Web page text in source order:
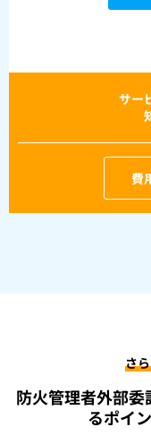
サー
費
さ
防火管理者外部
るポイ